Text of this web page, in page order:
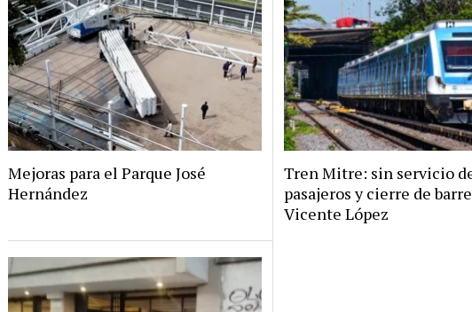
Mejoras para el Parque José
Hernández
Tren Mitre: sin servicio
pasajeros y cierre de
Vicente López